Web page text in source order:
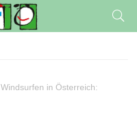
Windsurfen in Österreich: